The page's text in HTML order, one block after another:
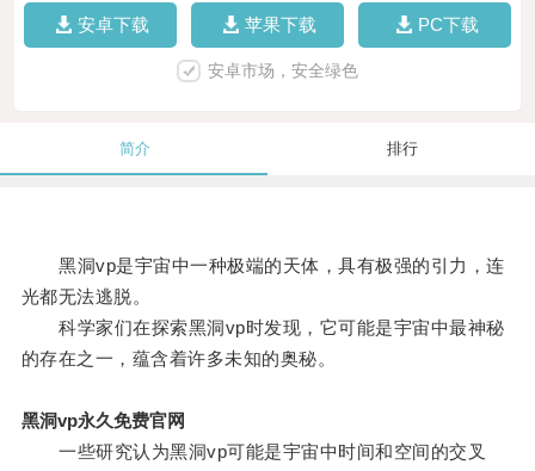
安卓下载 苹果下载 PC下载
安卓市场，安全绿色
简介 排行
黑洞vp是宇宙中一种极端的天体，具有极强的引力，连
光都无法逃脱。
科学家们在探索黑洞vp时发现，它可能是宇宙中最神秘
的存在之一，蕴含着许多未知的奥秘。
黑洞vp永久免费官网
一些研究认为黑洞vp可能是宇宙中时间和空间的交叉